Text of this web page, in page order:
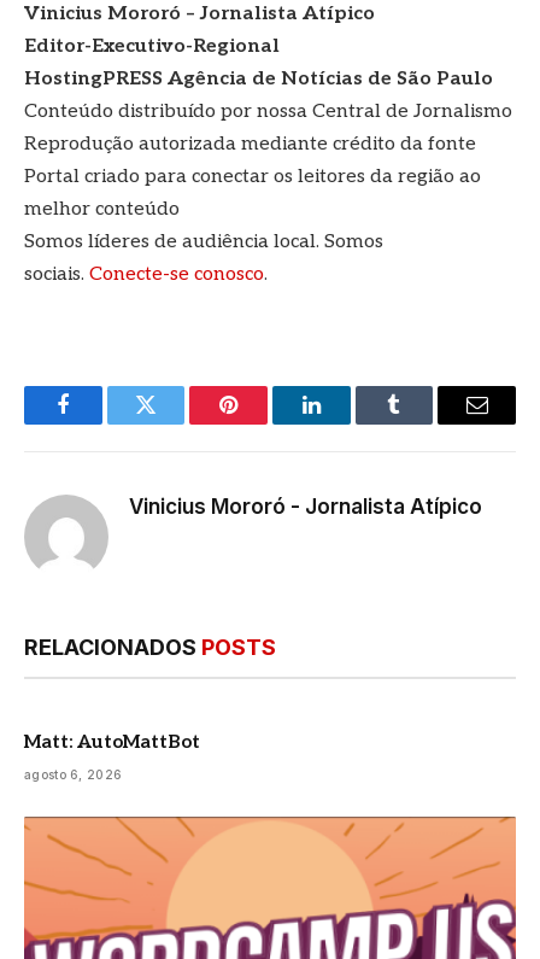
Vinicius Mororó – Jornalista Atípico
Editor-Executivo-Regional
HostingPRESS Agência de Notícias de São Paulo
Conteúdo distribuído por nossa Central de Jornalismo
Reprodução autorizada mediante crédito da fonte
Portal criado para conectar os leitores da região ao
melhor conteúdo
Somos líderes de audiência local. Somos
sociais. Conecte-se conosco.
FacebookTwitter Pinterest LinkedInTumblr
E-
Vinicius Mororó - Jornalista Atípico
RELACIONADOS POSTS
Matt: AutoMattBot
agosto 6, 2026